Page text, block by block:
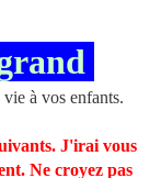
à vos enfants.
J'irai vous
Ne croyez pas